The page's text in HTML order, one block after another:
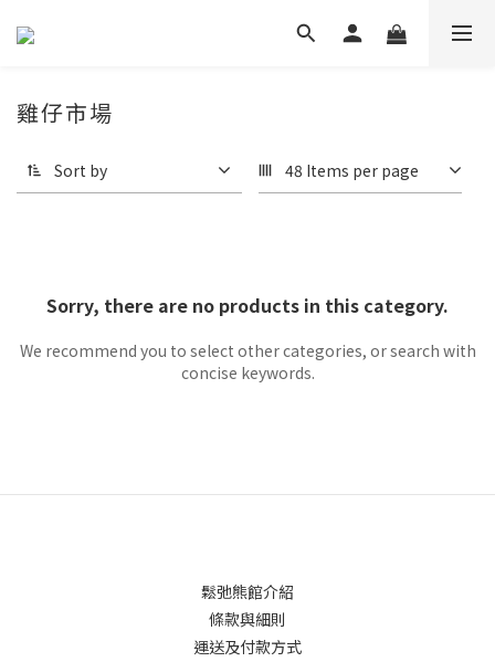
雞仔市場
Sort by 48 Items per page
Sorry, there are no products in this category.
We recommend you to select other categories, or search with
concise keywords.
鬆弛熊館介紹
條款與細則
運送及付款方式